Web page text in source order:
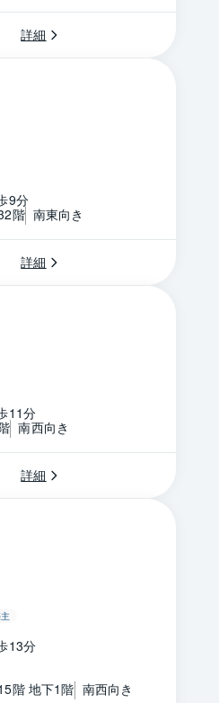
詳細
9分
階 南東向き
詳細
11分
南西向き
詳細
13分
階 地下1階 南西向き